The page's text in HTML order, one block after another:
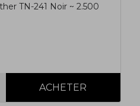
TN-241 Noir ~ 2.500